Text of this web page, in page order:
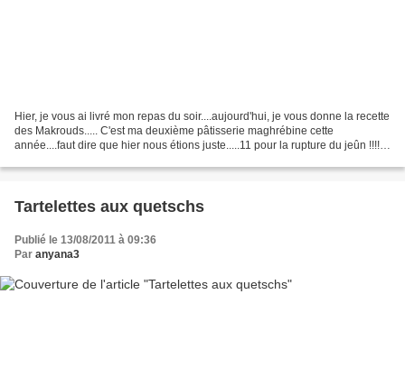
Hier, je vous ai livré mon repas du soir....aujourd'hui, je vous donne la recette
des Makrouds..... C'est ma deuxième pâtisserie maghrébine cette
année....faut dire que hier nous étions juste.....11 pour la rupture du jeûn !!!! Il
Tartelettes aux quetschs
Publié le 13/08/2011 à 09:36
Par anyana3